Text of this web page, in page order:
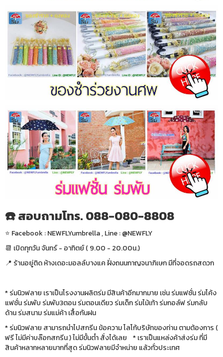
☎️ สอบถามโทร. 088-080-8808
⭐️ Facebook : NEWFLYumbrella , Line : @NEWFLY
📆 เปิดทุกวัน จันทร์ - อาทิตย์ ( 9.00 - 20.00น.)
📍 ร้านอยู่ติด ห้างเดอะมอลล์บางแค ฝั่งถนนกาญจนาภิเษก มีที่จอดรถสดวก
* ร่มนิวฟลาย เราเป็นโรงงานผลิตร่ม มีสินค้าอีกมากมาย เช่น ร่มแฟชั่น ร่มโค้ง
แฟชั่น ร่มพับ ร่มพับ3ตอน ร่มตอนเดียว ร่มเด็ก ร่มไม้เท้า ร่มกอล์ฟ ร่มกลับ
ด้าน ร่มสนาม ร่มแม่ค้า เสื้อกันฝน
* ร่มนิวฟลาย สามารถนำไปสกรีน ข้อความ โลโก้บริษัทของท่าน ตามต้องการ (
ฟรี ไม่มีค่าบล๊อกสกรีน ) ไม่มีขั้นต่ำ สั่งได้เลย * เราเป็นแหล่งค้าส่งร่ม ที่มี
สินค้าหลากหลายมากที่สุด ร่มนิวฟลายมีจำหน่าย แล้วทั่วประเทศ